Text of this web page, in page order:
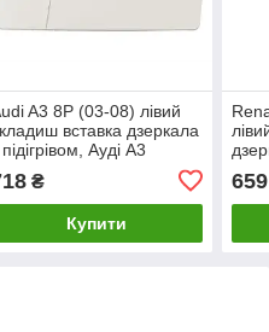
A3 8P (03-08) лівий
вставка дзеркала
Ауді А3
₴
Купити
659